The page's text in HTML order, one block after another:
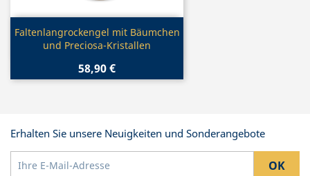
Vorschau
Faltenlangrockengel mit Bäumchen
und Preciosa-Kristallen
58,90 €
Erhalten Sie unsere Neuigkeiten und Sonderangebote